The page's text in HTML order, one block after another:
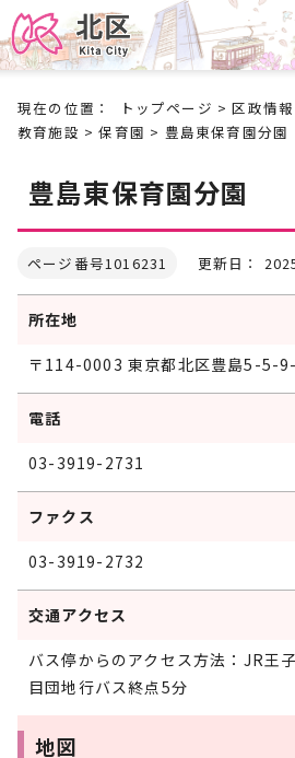
現在の位置： トップページ >区政情報
教育施設 >保育園 > 豊島東保育園分園
豊島東保育園分園
ページ番号1016231 更新日：
所在地
〒114-0003 東京都北区豊島5-5-
電話
03-3919-2731
ファクス
03-3919-2732
交通アクセス
バス停からのアクセス方法：JR王
目団地行バス終点5分
地図